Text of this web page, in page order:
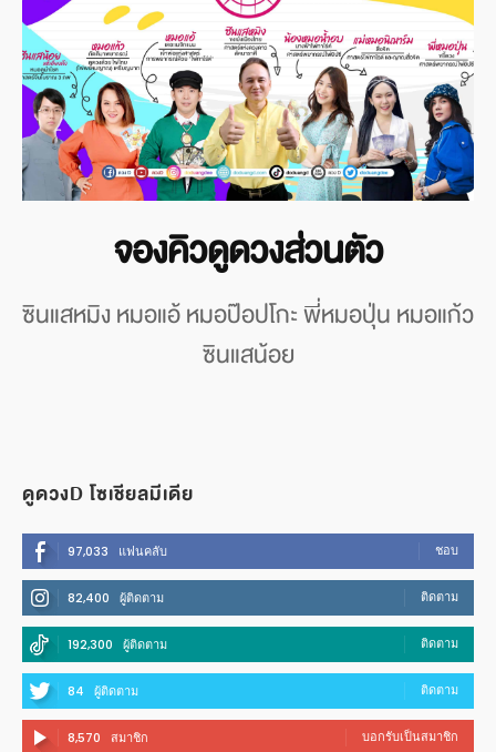
จองคิวดูดวงส่วนตัว
ซินแสหมิง หมอแอ้ หมอป๊อปโกะ พี่หมอปุ่น หมอแก้ว
ซินแสน้อย
ดูดวงD โซเชียลมีเดีย
97,033 แฟนคลับ ชอบ
82,400 ผู้ติดตาม ติดตาม
192,300 ผู้ติดตาม ติดตาม
84 ผู้ติดตาม ติดตาม
8,570 สมาชิก บอกรับเป็นสมาชิก